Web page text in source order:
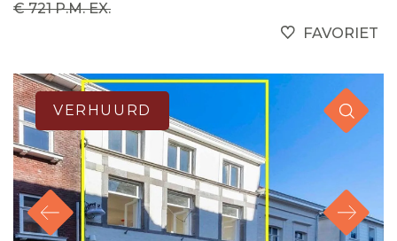
€ 721 P.M. EX.
FAVORIET
VERHUURD